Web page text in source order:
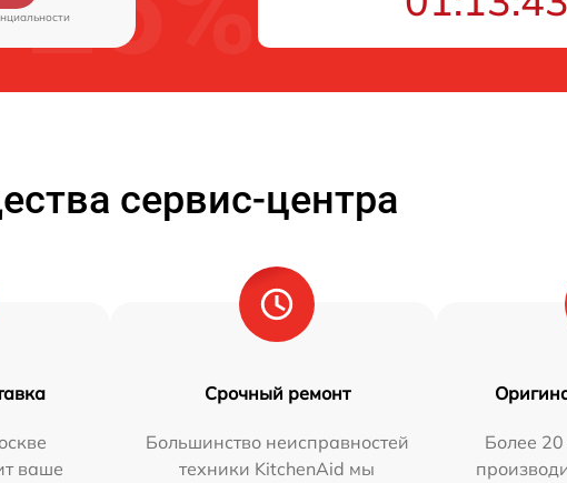
сервис-центра
ваше
Срочный ремонт
Большинство неисправностей
техники KitchenAid мы
Более 20